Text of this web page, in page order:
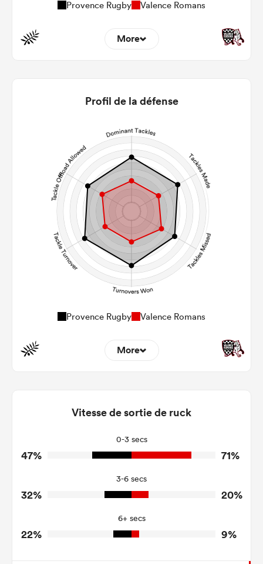
Provence Rugby Valence Romans
More
22m Conversion
Carries
Kicks
Post Contact Meters
Profil de la défense
Provence Rugby Valence Romans
More
Tackles Made
Tackles Missed
4
2
2
1
Tackle Offload Allowed
Vitesse de sortie de ruck
0-3 secs
47% 71%
3-6 secs
32% 20%
6+ secs
22% 9%